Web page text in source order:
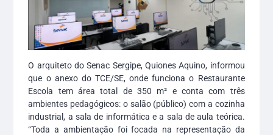
O arquiteto do Senac Sergipe, Quiones Aquino, informou
que o anexo do TCE/SE, onde funciona o Restaurante
Escola tem área total de 350 m² e conta com três
ambientes pedagógicos: o salão (público) com a cozinha
industrial, a sala de informática e a sala de aula teórica.
“Toda a ambientação foi focada na representação da